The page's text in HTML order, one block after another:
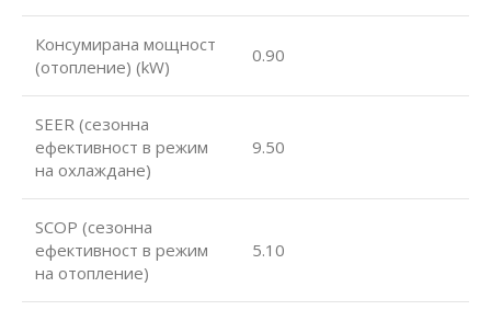
Консумирана мощност
(отопление) (kW)
0.90
SEER (сезонна
ефективност в режим
на охлаждане)
9.50
SCOP (сезонна
ефективност в режим
на отопление)
5.10